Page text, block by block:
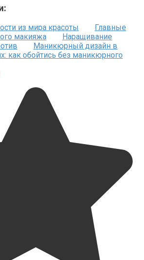
из мира красоты
Главные
макияжа
Наращивание
Маникюрный дизайн в
как обойтись без маникюрного